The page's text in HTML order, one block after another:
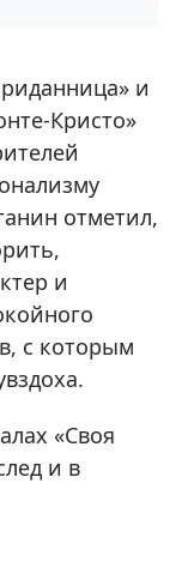
и
Кристо»
отметил,
и
с которым
«Своя
и в